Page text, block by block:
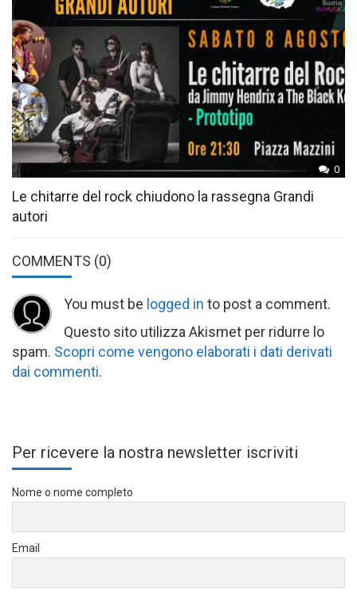
0
Le chitarre del rock chiudono la rassegna Grandi
autori
COMMENTS (0)
You must be logged in to post a comment.
Questo sito utilizza Akismet per ridurre lo
spam. Scopri come vengono elaborati i dati derivati
dai commenti.
Per ricevere la nostra newsletter iscriviti
Nome o nome completo
Email